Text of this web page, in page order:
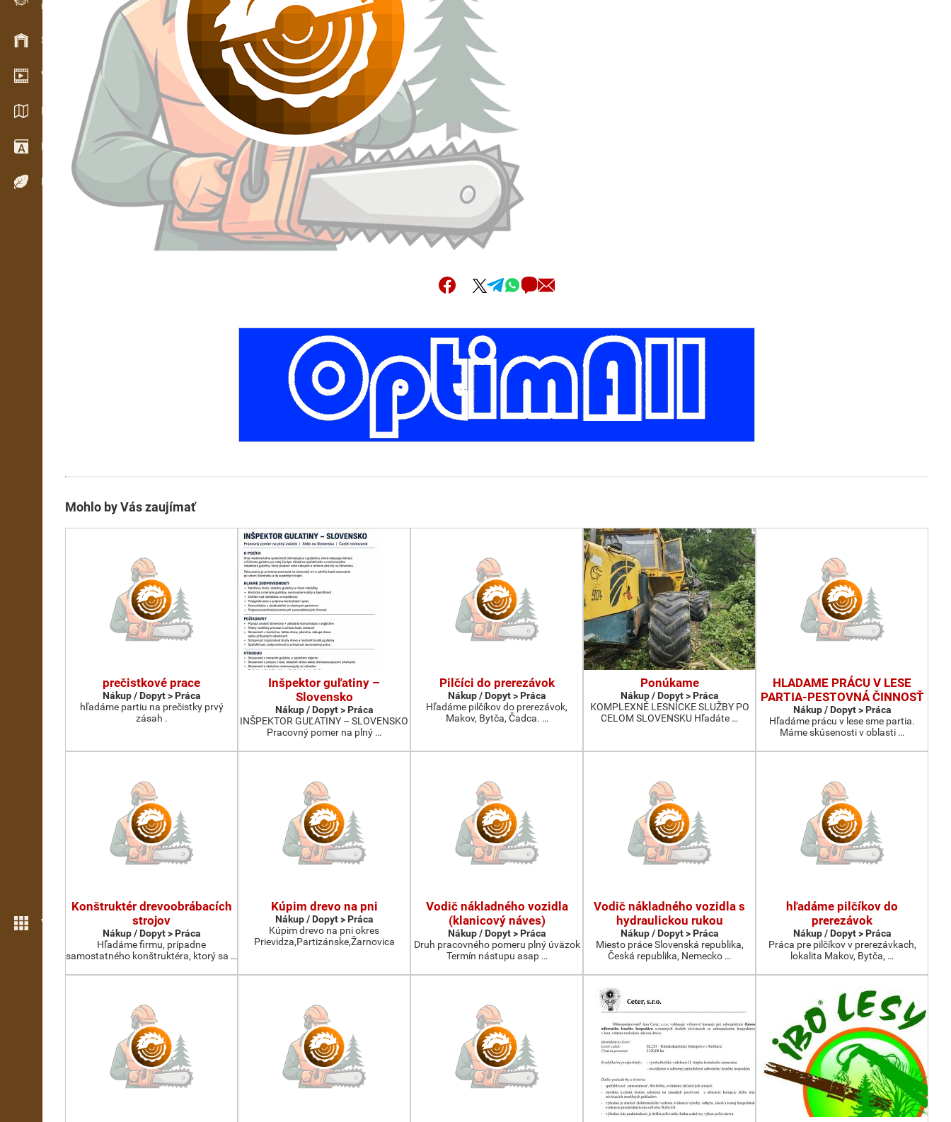
Evidencia dreva v teréne
Skladové hospodárstvo
Video showroom
Katalógy / Brožúry
Drevársky slovník
Dreviny
Viac možností
Mohlo by Vás zaujímať
prečistkové prace
Nákup / Dopyt > Práca
hľadáme partiu na prečistky prvý
zásah .
Inšpektor guľatiny –
Slovensko
Nákup / Dopyt > Práca
INŠPEKTOR GUĽATINY – SLOVENSKO
Pracovný pomer na plný …
Pilčíci do prerezávok
Nákup / Dopyt > Práca
Hľadáme pilčíkov do prerezávok,
Makov, Bytča, Čadca. …
Ponúkame
Nákup / Dopyt > Práca
KOMPLEXNÉ LESNÍCKE SLUŽBY PO
CELOM SLOVENSKU Hľadáte …
HLADAME PRÁCU V LESE
PARTIA-PESTOVNÁ ČINNOSŤ
Nákup / Dopyt > Práca
Hľadáme prácu v lese sme partia.
Máme skúsenosti v oblasti …
Konštruktér drevoobrábacích
strojov
Nákup / Dopyt > Práca
Hľadáme firmu, prípadne
samostatného konštruktéra, ktorý sa …
Kúpim drevo na pni
Nákup / Dopyt > Práca
Kúpim drevo na pni okres
Prievidza,Partizánske,Žarnovica
Vodič nákladného vozidla
(klanicový náves)
Nákup / Dopyt > Práca
Druh pracovného pomeru plný úväzok
Termín nástupu asap …
Vodič nákladného vozidla s
hydraulickou rukou
Nákup / Dopyt > Práca
Miesto práce Slovenská republika,
Česká republika, Nemecko …
hľadáme pilčíkov do
prerezávok
Nákup / Dopyt > Práca
Práca pre pilčíkov v prerezávkach,
lokalita Makov, Bytča, …